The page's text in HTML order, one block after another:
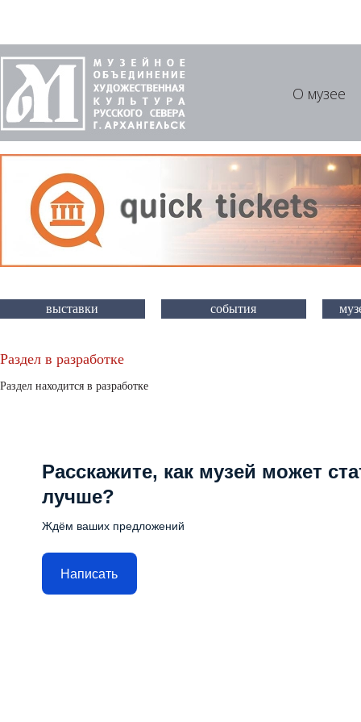
О музее
выставки события
Раздел в разработке
Раздел находится в разработке
Расскажите, как музей может
лучше?
Ждём ваших предложений
Написать